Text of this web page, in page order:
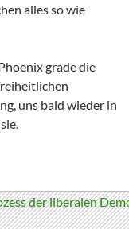
alles so wie
grade die
uns bald wieder in